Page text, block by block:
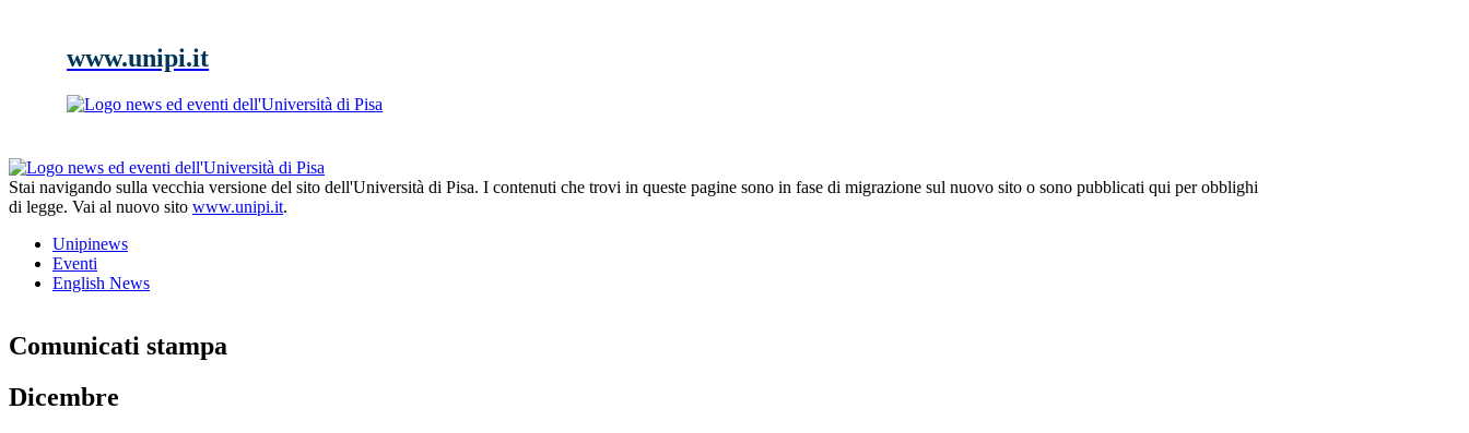
www.unipi.it
Stai navigando sulla vecchia versione del sito dell'Università di Pisa. I contenuti che trovi in queste pagine sono in fase di migrazione sul nuovo sito o sono pubblicati qui per obblighi
di legge. Vai al nuovo sito www.unipi.it.
Unipinews
Eventi
English News
Comunicati stampa
Dicembre